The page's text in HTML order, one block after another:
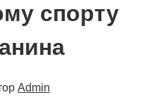
спорту
Admin